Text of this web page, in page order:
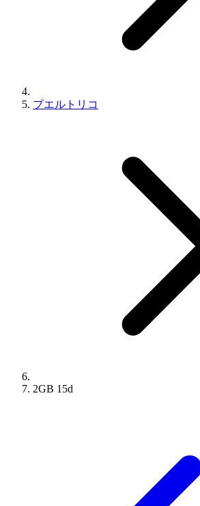
プエルトリコ
2GB 15d